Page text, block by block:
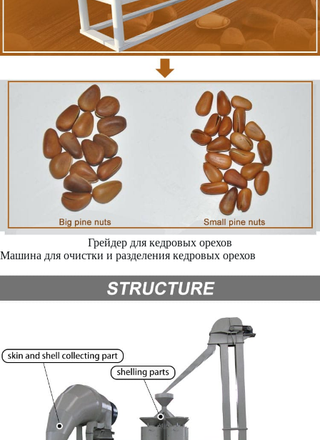
Грейдер для кедровых орехов
Машина для очистки и разделения кедровых орехов